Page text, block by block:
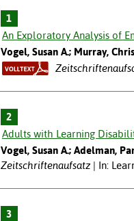
1
An Exploratory Analysis of
Vogel, Susan A.; Murray,
2
Adults with Learning
Vogel, Susan A.; Adelman,
Zeitschriftenaufsatz
In:
3